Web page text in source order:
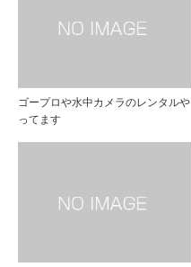
ゴープロや水中カメラのレンタルや
ってます